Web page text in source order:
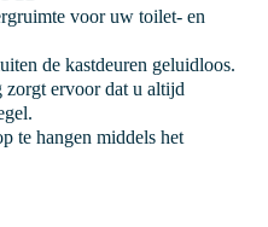
voor uw toilet- en
de kastdeuren geluidloos.
zorgt ervoor dat u altijd
te hangen middels het